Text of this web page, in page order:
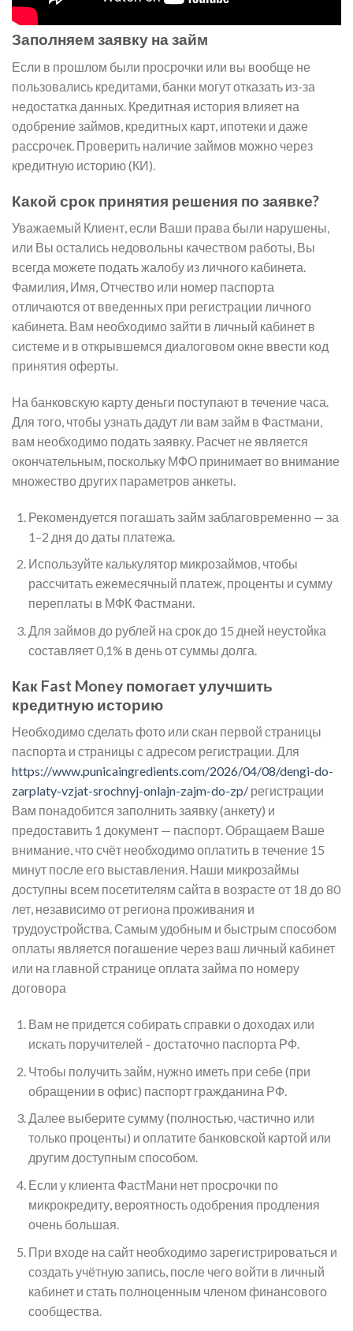
Заполняем заявку на займ
Если в прошлом были просрочки или вы вообще не
пользовались кредитами, банки могут отказать из-за
недостатка данных. Кредитная история влияет на
одобрение займов, кредитных карт, ипотеки и даже
рассрочек. Проверить наличие займов можно через
кредитную историю (КИ).
Какой срок принятия решения по заявке?
Уважаемый Клиент, если Ваши права были нарушены,
или Вы остались недовольны качеством работы, Вы
всегда можете подать жалобу из личного кабинета.
Фамилия, Имя, Отчество или номер паспорта
отличаются от введенных при регистрации личного
кабинета. Вам необходимо зайти в личный кабинет в
системе и в открывшемся диалоговом окне ввести код
принятия оферты.
На банковскую карту деньги поступают в течение часа.
Для того, чтобы узнать дадут ли вам займ в Фастмани,
вам необходимо подать заявку. Расчет не является
окончательным, поскольку МФО принимает во внимание
множество других параметров анкеты.
Рекомендуется погашать займ заблаговременно — за
1–2 дня до даты платежа.
Используйте калькулятор микрозаймов, чтобы
рассчитать ежемесячный платеж, проценты и сумму
переплаты в МФК Фастмани.
Для займов до рублей на срок до 15 дней неустойка
составляет 0,1% в день от суммы долга.
Как Fast Money помогает улучшить
кредитную историю
Необходимо сделать фото или скан первой страницы
паспорта и страницы с адресом регистрации. Для
https://www.punicaingredients.com/2026/04/08/dengi-do-
zarplaty-vzjat-srochnyj-onlajn-zajm-do-zp/ регистрации
Вам понадобится заполнить заявку (анкету) и
предоставить 1 документ — паспорт. Обращаем Ваше
внимание, что счёт необходимо оплатить в течение 15
минут после его выставления. Наши микрозаймы
доступны всем посетителям сайта в возрасте от 18 до 80
лет, независимо от региона проживания и
трудоустройства. Самым удобным и быстрым способом
оплаты является погашение через ваш личный кабинет
или на главной странице оплата займа по номеру
договора
Вам не придется собирать справки о доходах или
искать поручителей – достаточно паспорта РФ.
Чтобы получить займ, нужно иметь при себе (при
обращении в офис) паспорт гражданина РФ.
Далее выберите сумму (полностью, частично или
только проценты) и оплатите банковской картой или
другим доступным способом.
Если у клиента ФастМани нет просрочки по
микрокредиту, вероятность одобрения продления
очень большая.
При входе на сайт необходимо зарегистрироваться и
создать учётную запись, после чего войти в личный
кабинет и стать полноценным членом финансового
сообщества.